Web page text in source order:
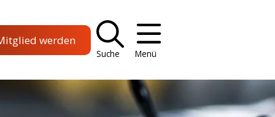
werden
Suche Menü